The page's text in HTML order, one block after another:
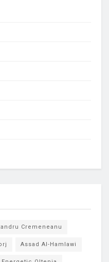
Cremeneanu
Assad Al-Hamlawi